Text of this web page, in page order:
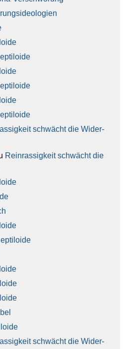
schwächt die Wider­
Rein­ras­sig­keit schwächt die
schwächt die Wider­